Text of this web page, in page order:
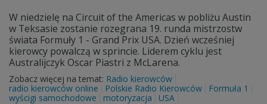
W niedzielę na Circuit of the Americas w pobliżu Austin
w Teksasie zostanie rozegrana 19. runda mistrzostw
świata Formuły 1 - Grand Prix USA. Dzień wcześniej
kierowcy powalczą w sprincie. Liderem cyklu jest
Australijczyk Oscar Piastri z McLarena.
Zobacz więcej na temat: Radio kierowców
radio kierowców online
Polskie Radio Kierowców
Formuła 1
wyścigi samochodowe
motoryzacja USA